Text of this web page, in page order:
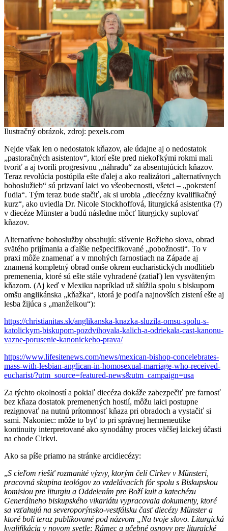
Ilustračný obrázok, zdroj: pexels.com
Nejde však len o nedostatok kňazov, ale údajne aj o nedostatok
„pastoračných asistentov“, ktorí ešte pred niekoľkými rokmi mali
tvoriť a aj tvorili progresívnu „náhradu“ za absentujúcich kňazov.
Teraz revolúcia postúpila ešte ďalej a ako realizátori „alternatívnych
bohoslužieb“ sú prizvaní laici vo všeobecnosti, všetci – „pokrstení
ľudia“. Tým teraz bude stačiť, ak si urobia „diecézny kvalifikačný
kurz“, ako uviedla Dr. Nicole Stockhoffová, liturgická asistentka (?)
v diecéze Münster a budú následne môcť liturgicky suplovať
kňazov.
Alternatívne bohoslužby obsahujú: slávenie Božieho slova, obrad
svätého prijímania a ďalšie nešpecifikované „pobožnosti“. To v
praxi môže znamenať a v mnohých farnostiach na Západe aj
znamená kompletný obrad omše okrem eucharistických modlitieb
premenenia, ktoré sú ešte stále vyhradené (zatiaľ) len vysväteným
kňazom. (Aj keď v Mexiku napríklad už slúžila spolu s biskupom
omšu anglikánska „kňažka“, ktorá je podľa najnovších zistení ešte aj
lesba žijúca s „manželkou“):
https://christianitas.sk/anglikanska-knazka-sluzila-omsu-spolu-s-
katolickym-biskupom-pozdvihovala-kalich-a-odriekala-cast-kanonu-
vazne-porusenie-kanonickeho-prava/
https://www.lifesitenews.com/news/mexican-bishop-concelebrates-
mass-with-lesbian-anglican-in-homosexual-marriage-who-received-
eucharist/?utm_source=featured-news&utm_campaign=usa
Za týchto okolností a pokiaľ diecéza dokáže zabezpečiť pre farnosť
bez kňaza dostatok premenených hostií, môžu laici postupne
rezignovať na nutnú prítomnosť kňaza pri obradoch a vystačiť si
sami. Nakoniec: môže to byť to pri správnej hermeneutike
kontinuity interpretované ako synodálny proces väčšej laickej účasti
na chode Cirkvi.
Ako sa píše priamo na stránke arcidiecézy:
„S cieľom riešiť rozmanité výzvy, ktorým čelí Cirkev v Münsteri,
pracovná skupina teológov zo vzdelávacích fór spolu s Biskupskou
komisiou pre liturgiu a Oddelením pre Boží kult a katechézu
Generálneho biskupského vikariátu vypracovala dokumenty, ktoré
sa vzťahujú na severoporýnsko-vestfálsku časť diecézy Münster a
ktoré boli teraz publikované pod názvom „Na tvoje slovo. Liturgická
kvalifikácia v novom svetle: Rámec a učebné osnovy pre liturgické